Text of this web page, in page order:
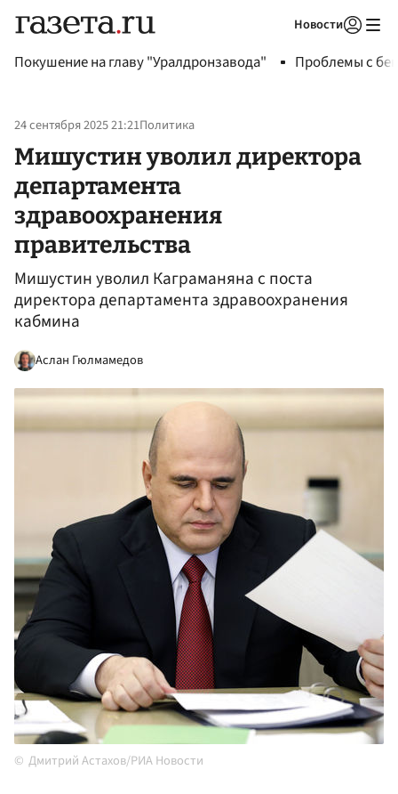
Новости
Покушение на главу "Уралдронзавода" Проблемы с
24 сентября 2025 21:21Политика
Мишустин уволил директора
департамента
здравоохранения
правительства
Мишустин уволил Каграманяна с поста
директора департамента здравоохранения
кабмина
Аслан Гюлмамедов
Дмитрий Астахов/РИА Новости